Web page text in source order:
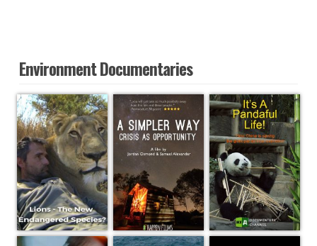
Environment Documentaries